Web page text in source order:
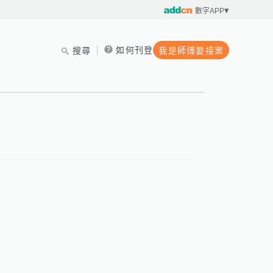
數字APP
搜尋 如何刊登 我是師傅要接案